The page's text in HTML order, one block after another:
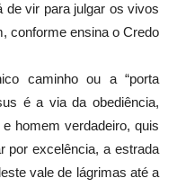
de vir para julgar os vivos
conforme ensina o Credo
caminho ou a “porta
é a via da obediência,
homem verdadeiro, quis
por excelência, a estrada
vale de lágrimas até a